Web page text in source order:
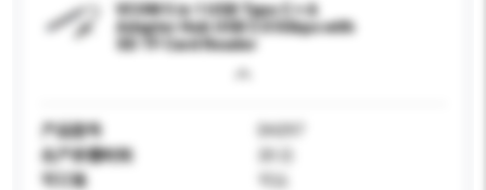
VCOM 5 in 1 USB Type C + A
Adapter Hub USB 3.0 5Gbps with
SD TF Card Reader
产品型号
DH297
生产所需时间
可订造
可以